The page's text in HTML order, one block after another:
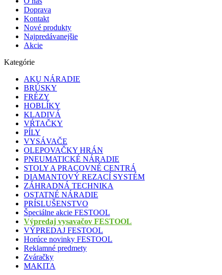
Doprava
Kontakt
Nové produkty
Najpredávanejšie
Akcie
Kategórie
AKU NÁRADIE
BRÚSKY
FRÉZY
HOBLÍKY
KLADIVÁ
VŔTAČKY
PÍLY
VYSÁVAČE
OLEPOVAČKY HRÁN
PNEUMATICKÉ NÁRADIE
STOLY A PRACOVNÉ CENTRÁ
DIAMANTOVÝ REZACÍ SYSTÉM
ZÁHRADNÁ TECHNIKA
OSTATNÉ NÁRADIE
PRÍSLUŠENSTVO
Špeciálne akcie FESTOOL
Výpredaj vysavačov FESTOOL
VÝPREDAJ FESTOOL
Horúce novinky FESTOOL
Reklamné predmety
Zváračky
MAKITA